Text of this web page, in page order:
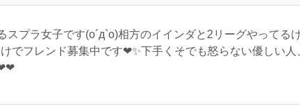
プラ女子です(o´д`o)相方のイインダと2リーグやってる
けでフレンド募集中です❤✨下手くそでも怒らない優しい